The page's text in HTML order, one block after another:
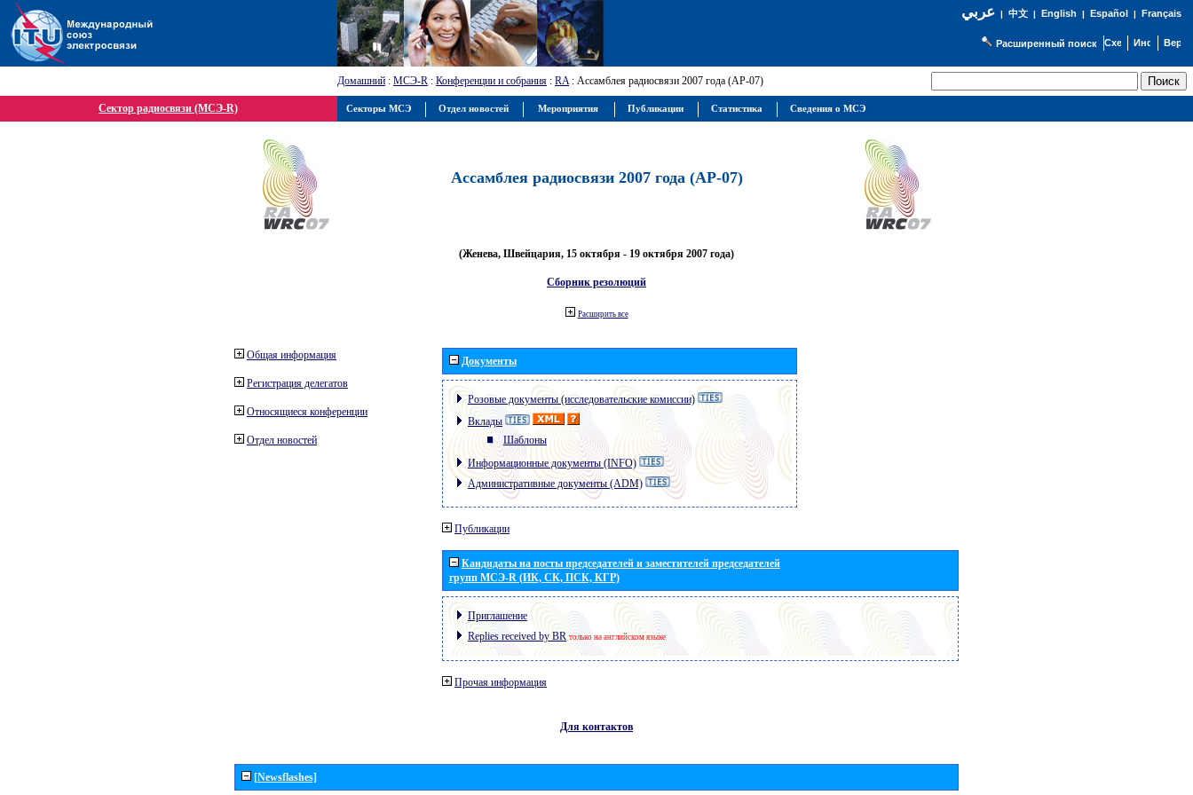
عربي| 中文| English | Español | Français
Расширенный поиск
Домашний : МСЭ-R : Конференции и собрания : RA: Ассамблея радиосвязи 2007 года (АР-07)
Сектор радиосвязи (МСЭ-R)
Ассамблея радиосвязи 2007 года (АР-07)
(Женева, Швейцария, 15 октября - 19 октября 2007 года)
Сборник резолюций
Расширить все
Общая информация
Регистрация делегатов
Относящиеся конференции
Отдел новостей
Документы
Розовые документы (исследовательские комиссии)
Вклады
Шаблоны
Информационные документы (INFO)
Административные документы (ADM)
Публикации
Кандидаты на посты председателей и заместителей председателей
групп МСЭ-R (ИК, СК, ПСК, КГР)
Приглашение
Replies received by BR только на английском языке
Прочая информация
Для контактов
[Newsflashes]
Секторы МСЭ Отдел новостей Мероприятия Публикации Статистика Сведения о МСЭ